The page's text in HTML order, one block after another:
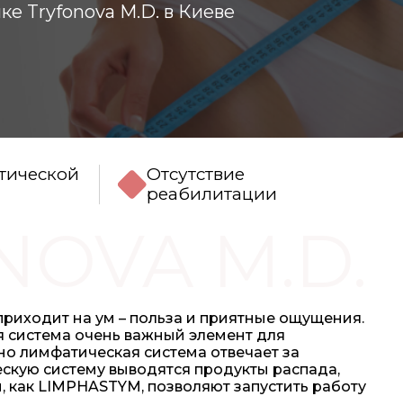
Tryfonova M.D. в Киеве
Отсутствие
реабилитации
на ум – польза и приятные ощущения.
очень важный элемент для
лимфатическая система отвечает за
систему выводятся продукты распада,
LIMPHASTYM, позволяют запустить работу